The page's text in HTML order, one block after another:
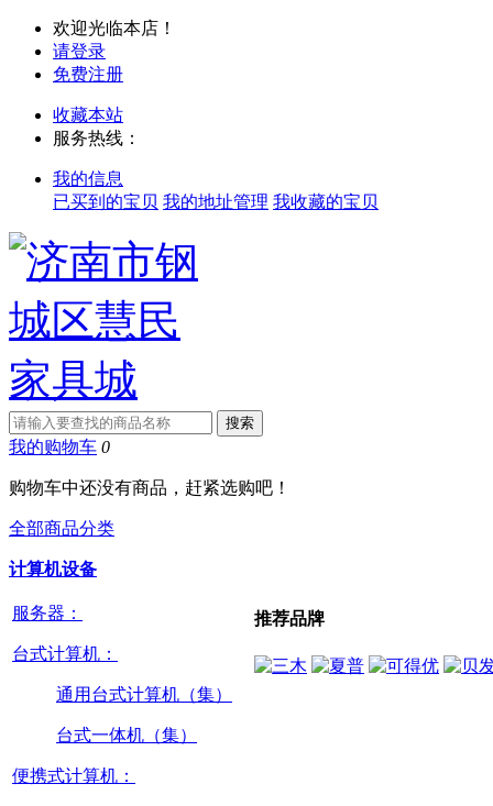
欢迎光临本店！
请登录
免费注册
收藏本站
服务热线：
我的信息
已买到的宝贝 我的地址管理 我收藏的宝贝
我的购物车 0
购物车中还没有商品，赶紧选购吧！
全部商品分类
计算机设备
服务器：
台式计算机：
通用台式计算机（集）
台式一体机（集）
便携式计算机：
推荐品牌